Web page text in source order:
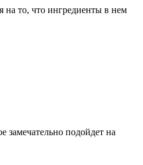
на то, что ингредиенты в нем
замечательно подойдет на